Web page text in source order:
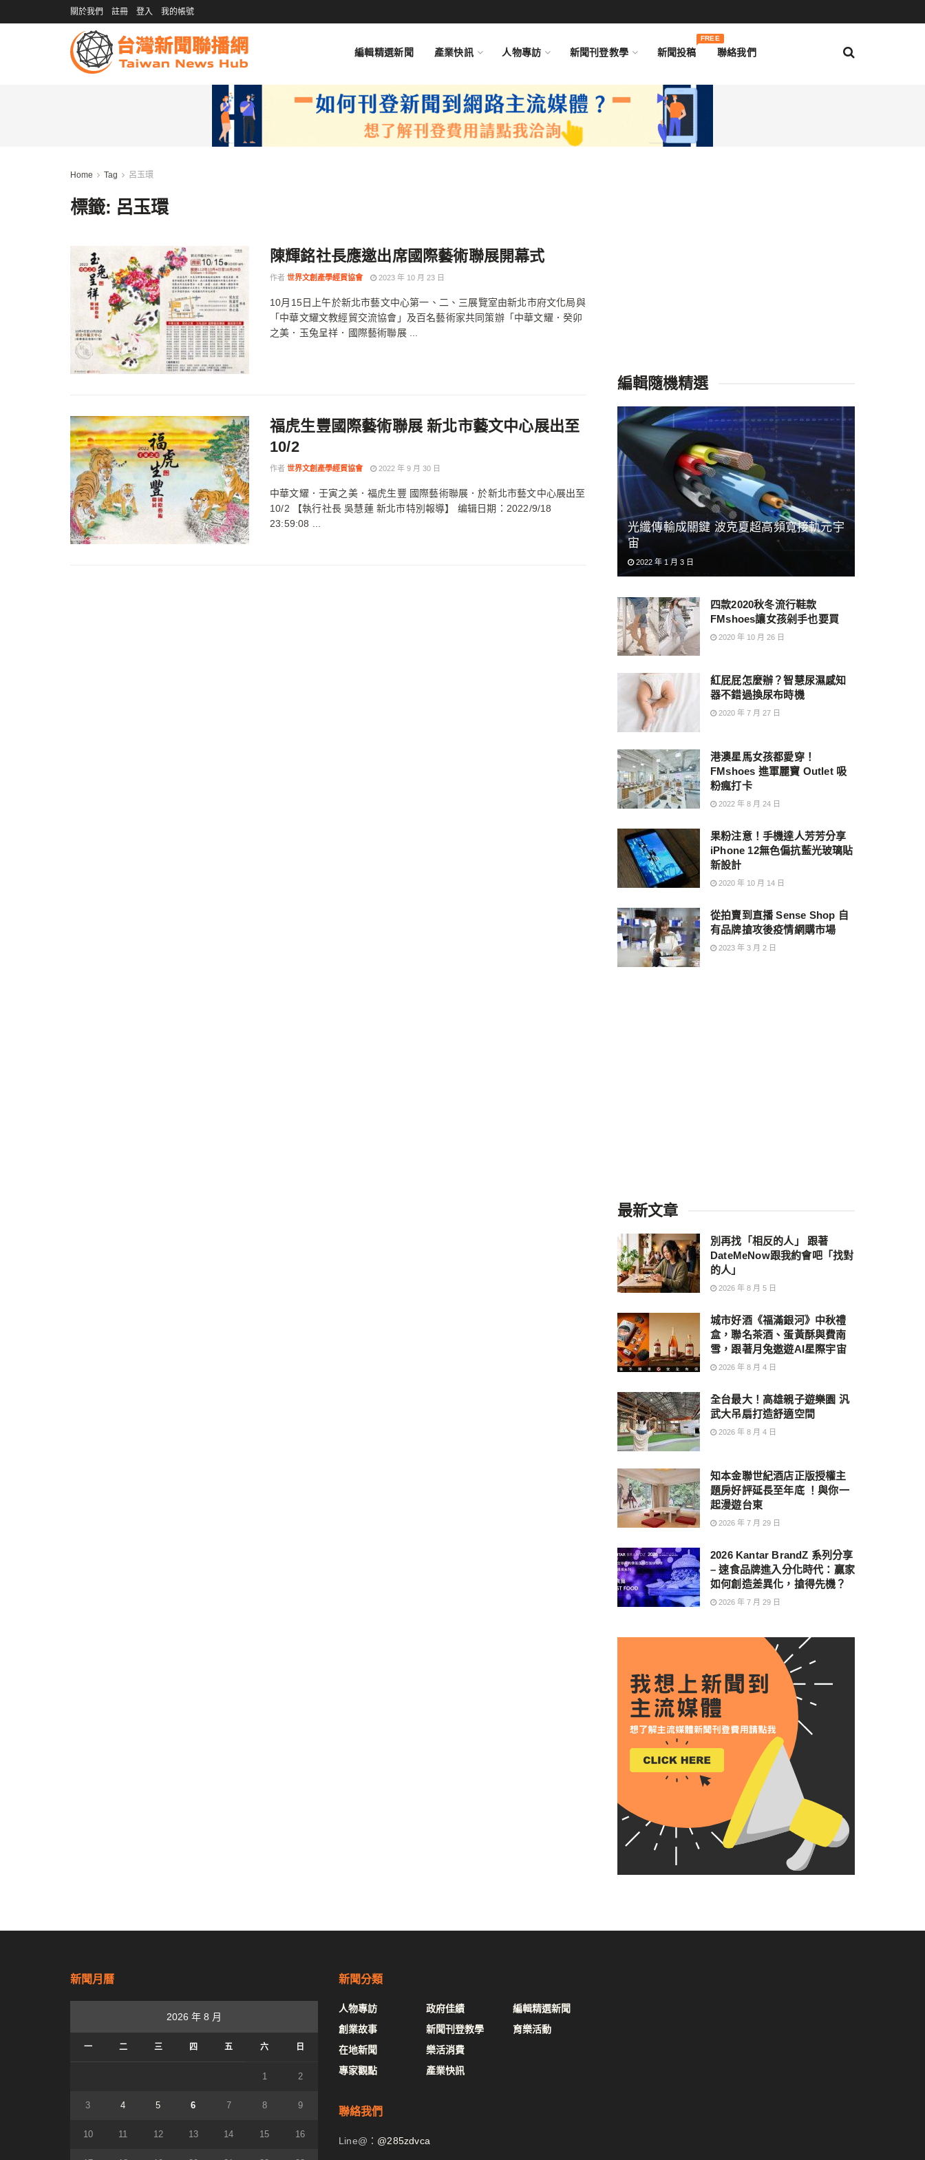
關於我們 註冊 登入 我的帳號
編輯精選新聞 產業快訊 人物專訪 新聞刊登教學 新聞投稿
FREE
聯絡我們
Home Tag 呂玉環
標籤: 呂玉環
陳輝銘社長應邀出席國際藝術聯展開幕式
作者 世界文創產學經貿協會 2023 年 10 月 23 日
10月15日上午於新北市藝文中心第一、二、三展覽室由新北市府文化局與
「中華文耀文教經貿交流協會」及百名藝術家共同策辦「中華文耀．癸卯
之美．玉兔呈祥．國際藝術聯展 ...
福虎生豐國際藝術聯展 新北市藝文中心展出至
10/2
作者 世界文創產學經貿協會 2022 年 9 月 30 日
中華文耀．壬寅之美．福虎生豐 國際藝術聯展．於新北市藝文中心展出至
10/2 【執行社長 吳慧蓮 新北市特別報導】 编辑日期：2022/9/18
23:59:08 ...
編輯隨機精選
光纖傳輸成關鍵 波克夏超高頻寬接軌元宇
宙
2022 年 1 月 3 日
四款2020秋冬流行鞋款
FMshoes讓女孩剁手也要買
2020 年 10 月 26 日
紅屁屁怎麼辦？智慧尿濕感知
器不錯過換尿布時機
2020 年 7 月 27 日
港澳星馬女孩都愛穿！
FMshoes 進軍麗寶 Outlet 吸
粉瘋打卡
2022 年 8 月 24 日
果粉注意！手機達人芳芳分享
iPhone 12無色偏抗藍光玻璃貼
新設計
2020 年 10 月 14 日
從拍賣到直播 Sense Shop 自
有品牌搶攻後疫情網購市場
2023 年 3 月 2 日
最新文章
別再找「相反的人」 跟著
DateMeNow跟我約會吧「找對
的人」
2026 年 8 月 5 日
城市好酒《福滿銀河》中秋禮
盒，聯名茶酒、蛋黃酥與費南
雪，跟著月兔遨遊AI星際宇宙
2026 年 8 月 4 日
全台最大！高雄親子遊樂園 汎
武大吊扇打造舒適空間
2026 年 8 月 4 日
知本金聯世紀酒店正版授權主
題房好評延長至年底 ！與你一
起漫遊台東
2026 年 7 月 29 日
2026 Kantar BrandZ 系列分享
– 速食品牌進入分化時代：贏家
如何創造差異化，搶得先機？
2026 年 7 月 29 日
新聞月曆
2026 年 8 月
一 二 三 四 五 六 日
1 2
3 4 5 6 7 8 9
10 11 12 13 14 15 16
新聞分類
人物專訪
創業故事
在地新聞
專家觀點
政府佳績
新聞刊登教學
樂活消費
產業快訊
編輯精選新聞
育樂活動
聯絡我們
Line@： @285zdvca